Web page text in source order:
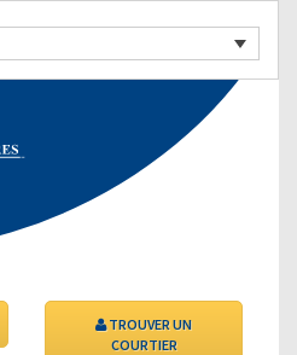
TROUVER UN
COURTIER